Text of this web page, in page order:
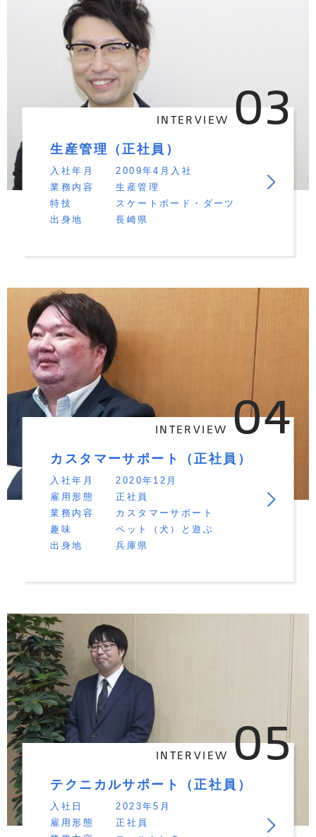
生産管理（正社員）
入社年月
2009年4月入社
業務内容
生産管理
特技
スケートボード・ダーツ
出身地
長崎県
INTERVIEW 03
カスタマーサポート（正社員）
入社年月
2020年12月
雇用形態
正社員
業務内容
カスタマーサポート
趣味
ペット（犬）と遊ぶ
出身地
兵庫県
INTERVIEW 04
テクニカルサポート（正社員）
入社日
2023年5月
雇用形態
正社員
INTERVIEW 05